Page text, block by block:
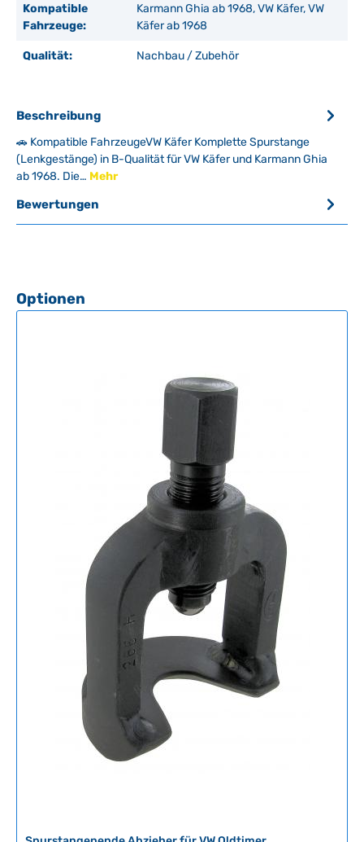
Kompatible
Fahrzeuge:
Karmann Ghia ab 1968, VW Käfer, VW
Käfer ab 1968
Qualität: Nachbau / Zubehör
Beschreibung
🚗 Kompatible FahrzeugeVW Käfer Komplette Spurstange
(Lenkgestänge) in B-Qualität für VW Käfer und Karmann Ghia
ab 1968. Die… Mehr
Bewertungen
Produktgalerie überspringen
Optionen